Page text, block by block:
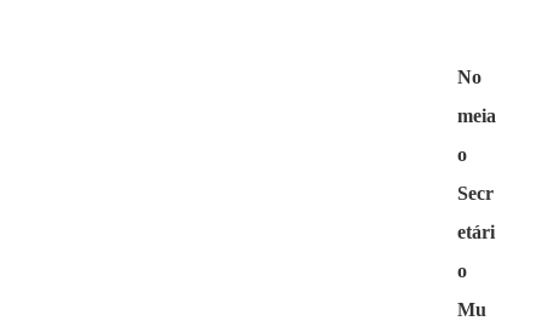
No
meia
o
Secr
etári
o
Mu